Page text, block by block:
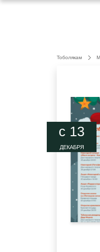
Тоболякам
c 13
ДЕКАБРЯ